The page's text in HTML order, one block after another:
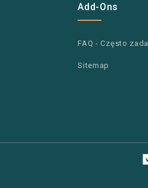
Add-Ons
FAQ - Często
Sitemap